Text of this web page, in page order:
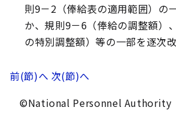
則9－2（俸給表の適用範囲）の
か、規則9－6（俸給の調整額）
の特別調整額）等の一部を逐次改
前(節)へ 次(節)へ
©National Personnel Authority